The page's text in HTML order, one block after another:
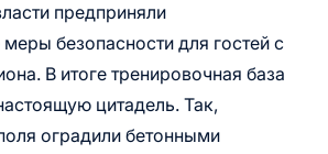
предприняли
безопасности для гостей с
В итоге тренировочная база
цитадель. Так,
оградили бетонными